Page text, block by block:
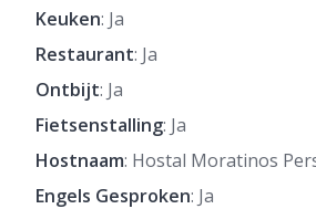
Keuken: Ja
Restaurant: Ja
Ontbijt: Ja
Fietsenstalling: Ja
Hostnaam: Hostal Moratinos
Engels Gesproken: Ja